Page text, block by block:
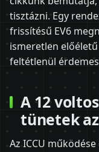
tisztázni. Egy
frissítésű EV6
ismeretlen
feltétlenül
A 12
tünetek
Az ICCU